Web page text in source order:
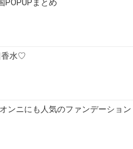
POPUPまとめ
香水♡
ンニにも人気のファンデーション